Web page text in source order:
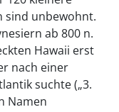
sind unbewohnt.
ab 800 n.
Hawaii erst
nach einer
suchte („3.
Namen